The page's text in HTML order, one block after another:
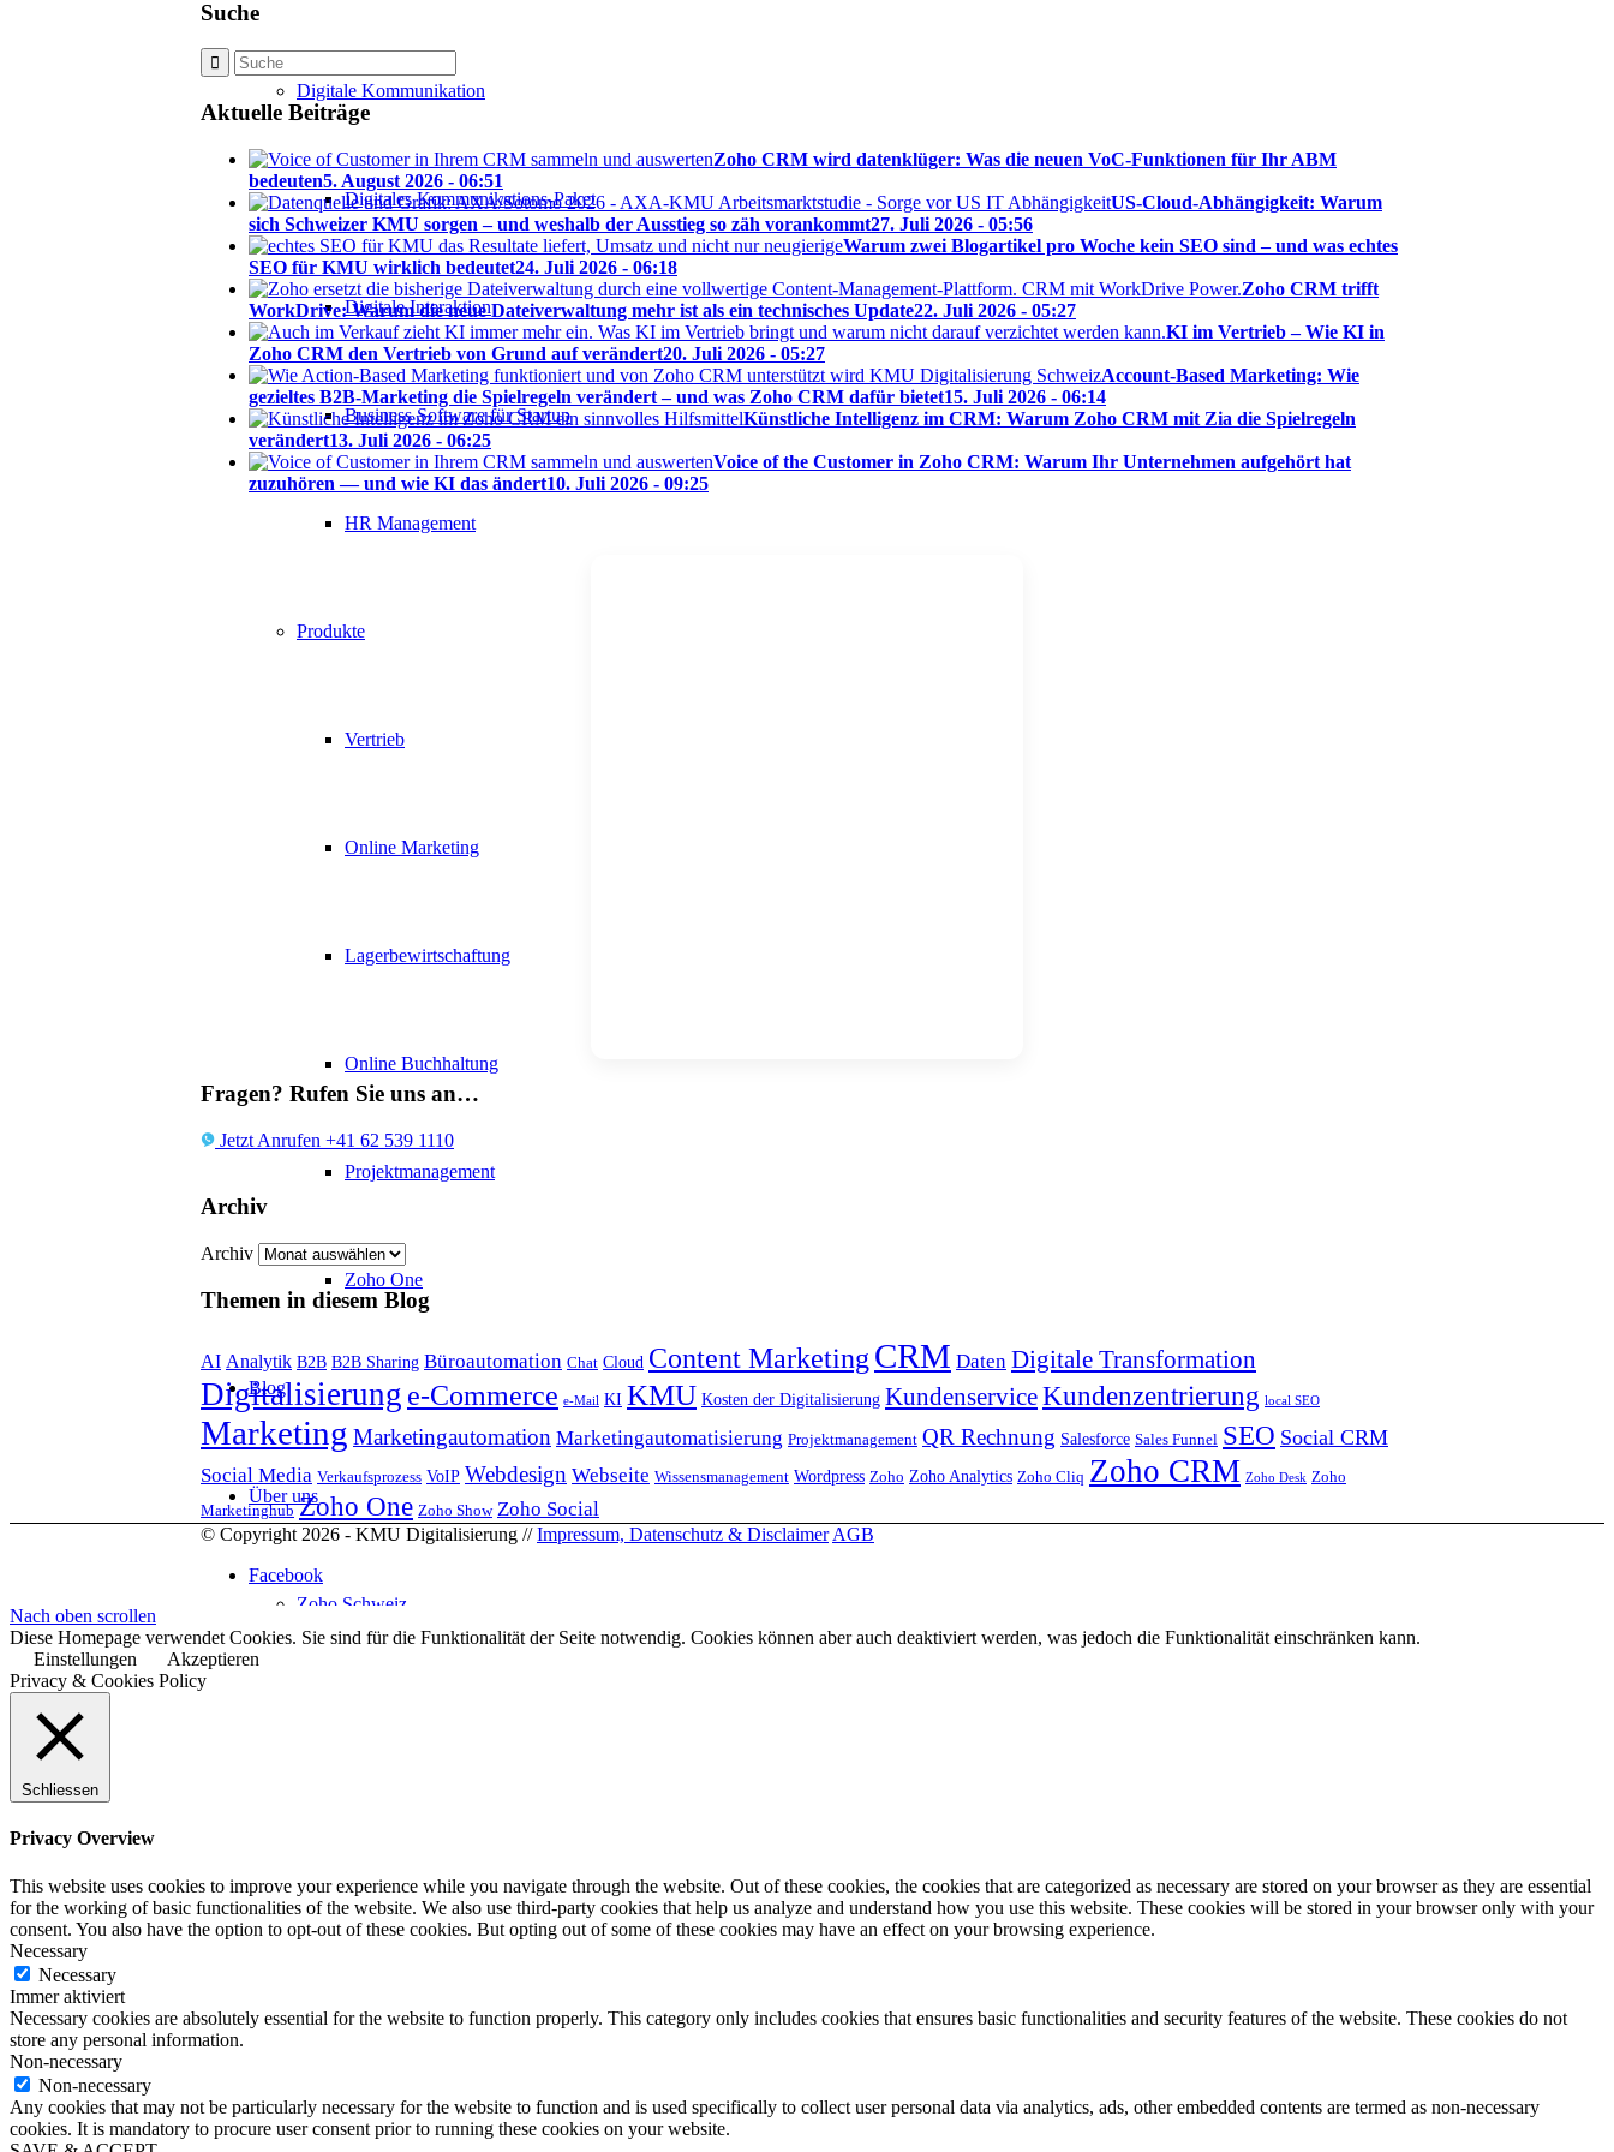
Digitale Kommunikation
Digitales Kommunikations-Paket
Digitale Interaktion
Business Software für Startup
HR Management
Produkte
Vertrieb
Online Marketing
Lagerbewirtschaftung
Online Buchhaltung
Projektmanagement
Zoho One
Blog
Über uns
Zoho Schweiz
Datenschutzerklärung KMU Digitalisierung GmbH
Suche
Aktuelle Beiträge
Zoho CRM wird datenklüger: Was die neuen VoC-Funktionen für Ihr ABM
bedeuten5. August 2026 - 06:51
US-Cloud-Abhängigkeit: Warum
sich Schweizer KMU sorgen – und weshalb der Ausstieg so zäh vorankommt27. Juli 2026 - 05:56
Warum zwei Blogartikel pro Woche kein SEO sind – und was echtes
SEO für KMU wirklich bedeutet24. Juli 2026 - 06:18
Zoho CRM trifft
WorkDrive: Warum die neue Dateiverwaltung mehr ist als ein technisches Update22. Juli 2026 - 05:27
KI im Vertrieb – Wie KI in
Zoho CRM den Vertrieb von Grund auf verändert20. Juli 2026 - 05:27
Account-Based Marketing: Wie
gezieltes B2B-Marketing die Spielregeln verändert – und was Zoho CRM dafür bietet15. Juli 2026 - 06:14
Künstliche Intelligenz im CRM: Warum Zoho CRM mit Zia die Spielregeln
verändert13. Juli 2026 - 06:25
Voice of the Customer in Zoho CRM: Warum Ihr Unternehmen aufgehört hat
zuzuhören — und wie KI das ändert10. Juli 2026 - 09:25
Fragen? Rufen Sie uns an…
Jetzt Anrufen +41 62 539 1110
Archiv
Archiv
Themen in diesem Blog
AI Analytik B2B B2B Sharing Büroautomation Chat Cloud Content Marketing CRM Daten Digitale Transformation
Digitalisierung e-Commerce e-Mail KI KMU Kosten der Digitalisierung KundenserviceKundenzentrierung local SEO
Marketing Marketingautomation Marketingautomatisierung Projektmanagement QR Rechnung Salesforce Sales Funnel SEO Social CRM
Social Media Verkaufsprozess VoIP Webdesign Webseite Wissensmanagement Wordpress Zoho Zoho Analytics Zoho Cliq Zoho CRM Zoho Desk Zoho
Marketinghub Zoho One Zoho Show Zoho Social
© Copyright 2026 - KMU Digitalisierung //Impressum, Datenschutz & Disclaimer AGB
Facebook
Nach oben scrollen
Diese Homepage verwendet Cookies. Sie sind für die Funktionalität der Seite notwendig. Cookies können aber auch deaktiviert werden, was jedoch die Funktionalität einschränken kann.
Einstellungen
Akzeptieren
Privacy & Cookies Policy
Schliessen
Privacy Overview
This website uses cookies to improve your experience while you navigate through the website. Out of these cookies, the cookies that are categorized as necessary are stored on your browser as they are essential
for the working of basic functionalities of the website. We also use third-party cookies that help us analyze and understand how you use this website. These cookies will be stored in your browser only with your
consent. You also have the option to opt-out of these cookies. But opting out of some of these cookies may have an effect on your browsing experience.
Necessary
Necessary
Immer aktiviert
Necessary cookies are absolutely essential for the website to function properly. This category only includes cookies that ensures basic functionalities and security features of the website. These cookies do not
store any personal information.
Non-necessary
Non-necessary
Any cookies that may not be particularly necessary for the website to function and is used specifically to collect user personal data via analytics, ads, other embedded contents are termed as non-necessary
cookies. It is mandatory to procure user consent prior to running these cookies on your website.